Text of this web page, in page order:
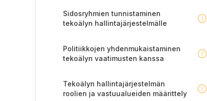
Sidosryhmien tunnistaminen
tekoälyn hallintajärjestelmälle
Politiikkojen yhdenmukaistaminen
tekoälyn vaatimusten kanssa
Tekoälyn hallintajärjestelmän
roolien ja vastuualueiden määrittely